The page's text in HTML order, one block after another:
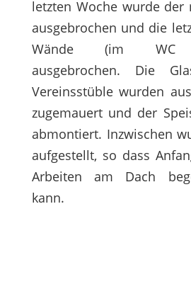
letzten Woche wurde der
ausgebrochen und die
Wände (im WC
ausgebrochen. Die
Vereinsstüble wurden
zugemauert und der
abmontiert. Inzwischen
aufgestellt, so dass
Arbeiten am Dach
kann.